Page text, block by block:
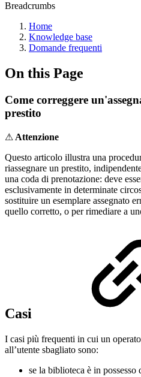
Breadcrumbs
Home
Knowledge base
Domande frequenti
On this Page
Come correggere
prestito
⚠ Attenzione
Questo articolo illustra una
riassegnare un prestito,
una coda di prenotazione: deve
esclusivamente in determinate
sostituire un esemplare assegnato
quello corretto, o per rimediare a
Casi
I casi più frequenti in cui un
all’utente sbagliato sono:
se la biblioteca è in